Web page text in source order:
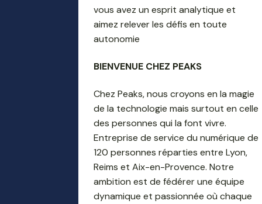
vous avez un esprit analytique et
aimez relever les défis en toute
autonomie
BIENVENUE CHEZ PEAKS
Chez Peaks, nous croyons en la magie
de la technologie mais surtout en celle
des personnes qui la font vivre.
Entreprise de service du numérique de
120 personnes réparties entre Lyon,
Reims et Aix-en-Provence. Notre
ambition est de fédérer une équipe
dynamique et passionnée où chaque